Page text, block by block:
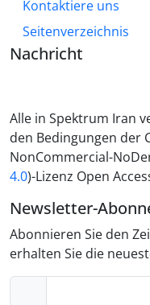
Kontaktiere uns
Seitenverzeichnis
Nachricht
Alle in Spektrum Iran
den Bedingungen der
NonCommercial-
4.0)-Lizenz Open
Newsletter-
Abonnieren Sie den
erhalten Sie die